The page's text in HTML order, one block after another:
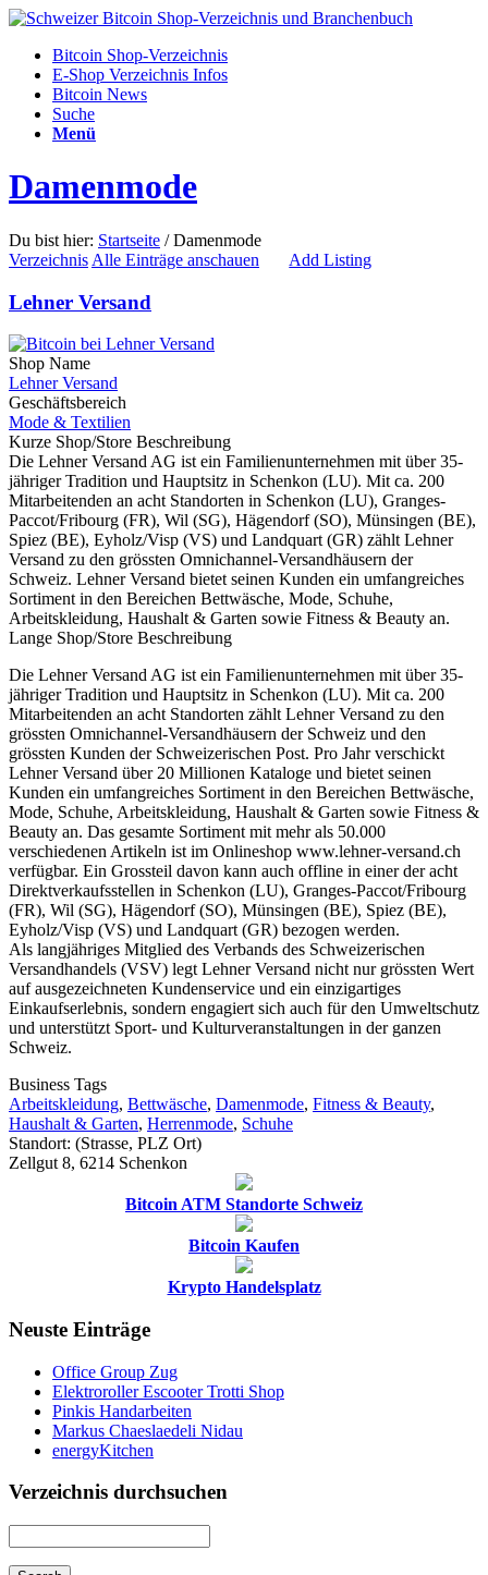
Bitcoin Shop-Verzeichnis
E-Shop Verzeichnis Infos
Bitcoin News
Suche
Menü
Damenmode
Du bist hier: Startseite / Damenmode
Verzeichnis Alle Einträge anschauen Add Listing
Lehner Versand
Shop Name
Lehner Versand
Geschäftsbereich
Mode & Textilien
Kurze Shop/Store Beschreibung
Die Lehner Versand AG ist ein Familienunternehmen mit über 35-
jähriger Tradition und Hauptsitz in Schenkon (LU). Mit ca. 200
Mitarbeitenden an acht Standorten in Schenkon (LU), Granges-
Paccot/Fribourg (FR), Wil (SG), Hägendorf (SO), Münsingen (BE),
Spiez (BE), Eyholz/Visp (VS) und Landquart (GR) zählt Lehner
Versand zu den grössten Omnichannel-Versandhäusern der
Schweiz. Lehner Versand bietet seinen Kunden ein umfangreiches
Sortiment in den Bereichen Bettwäsche, Mode, Schuhe,
Arbeitskleidung, Haushalt & Garten sowie Fitness & Beauty an.
Lange Shop/Store Beschreibung
Die Lehner Versand AG ist ein Familienunternehmen mit über 35-
jähriger Tradition und Hauptsitz in Schenkon (LU). Mit ca. 200
Mitarbeitenden an acht Standorten zählt Lehner Versand zu den
grössten Omnichannel-Versandhäusern der Schweiz und den
grössten Kunden der Schweizerischen Post. Pro Jahr verschickt
Lehner Versand über 20 Millionen Kataloge und bietet seinen
Kunden ein umfangreiches Sortiment in den Bereichen Bettwäsche,
Mode, Schuhe, Arbeitskleidung, Haushalt & Garten sowie Fitness &
Beauty an. Das gesamte Sortiment mit mehr als 50.000
verschiedenen Artikeln ist im Onlineshop www.lehner-versand.ch
verfügbar. Ein Grossteil davon kann auch offline in einer der acht
Direktverkaufsstellen in Schenkon (LU), Granges-Paccot/Fribourg
(FR), Wil (SG), Hägendorf (SO), Münsingen (BE), Spiez (BE),
Eyholz/Visp (VS) und Landquart (GR) bezogen werden.
Als langjähriges Mitglied des Verbands des Schweizerischen
Versandhandels (VSV) legt Lehner Versand nicht nur grössten Wert
auf ausgezeichneten Kundenservice und ein einzigartiges
Einkaufserlebnis, sondern engagiert sich auch für den Umweltschutz
und unterstützt Sport- und Kulturveranstaltungen in der ganzen
Schweiz.
Business Tags
Arbeitskleidung, Bettwäsche, Damenmode, Fitness & Beauty,
Haushalt & Garten, Herrenmode, Schuhe
Standort: (Strasse, PLZ Ort)
Zellgut 8, 6214 Schenkon
Bitcoin ATM Standorte Schweiz
Bitcoin Kaufen
Krypto Handelsplatz
Neuste Einträge
Office Group Zug
Elektroroller Escooter Trotti Shop
Pinkis Handarbeiten
Markus Chaeslaedeli Nidau
energyKitchen
Verzeichnis durchsuchen